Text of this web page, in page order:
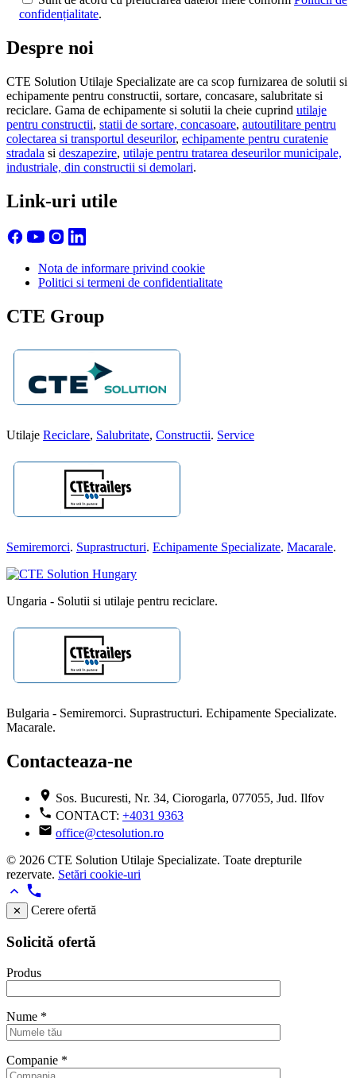
confidențialitate.
Despre noi
CTE Solution Utilaje Specializate are ca scop furnizarea de solutii si
echipamente pentru constructii, sortare, concasare, salubritate si
reciclare. Gama de echipamente si solutii la cheie cuprind utilaje
pentru constructii, statii de sortare, concasoare, autoutilitare pentru
colectarea si transportul deseurilor, echipamente pentru curatenie
stradala si deszapezire, utilaje pentru tratarea deseurilor municipale,
industriale, din constructii si demolari.
Link-uri utile
Nota de informare privind cookie
Politici si termeni de confidentialitate
CTE Group
Utilaje Reciclare, Salubritate, Constructii. Service
Semiremorci. Suprastructuri. Echipamente Specializate. Macarale.
Ungaria - Solutii si utilaje pentru reciclare.
Bulgaria - Semiremorci. Suprastructuri. Echipamente Specializate.
Macarale.
Contacteaza-ne
Sos. Bucuresti, Nr. 34, Ciorogarla, 077055, Jud. Ilfov
CONTACT: +4031 9363
office@ctesolution.ro
© 2026 CTE Solution Utilaje Specializate. Toate drepturile
rezervate. Setări cookie-uri
✕ Cerere ofertă
Solicită ofertă
Produs
Nume *
Companie *